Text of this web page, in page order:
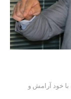
با خود آرامش و